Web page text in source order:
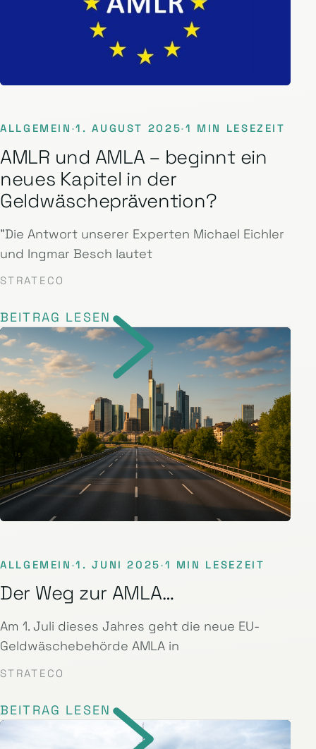
ALLGEMEIN ·1. AUGUST 2025·1 MIN LESEZEIT
AMLR und AMLA – beginnt ein
neues Kapitel in der
Geldwäscheprävention?
"Die Antwort unserer Experten Michael Eichler
und Ingmar Besch lautet
STRATECO
BEITRAG LESEN
ALLGEMEIN ·1. JUNI 2025·1 MIN LESEZEIT
Der Weg zur AMLA…
Am 1. Juli dieses Jahres geht die neue EU-
Geldwäschebehörde AMLA in
STRATECO
BEITRAG LESEN